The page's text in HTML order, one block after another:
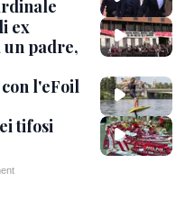
ex
padre,
l'eFoil
tifosi